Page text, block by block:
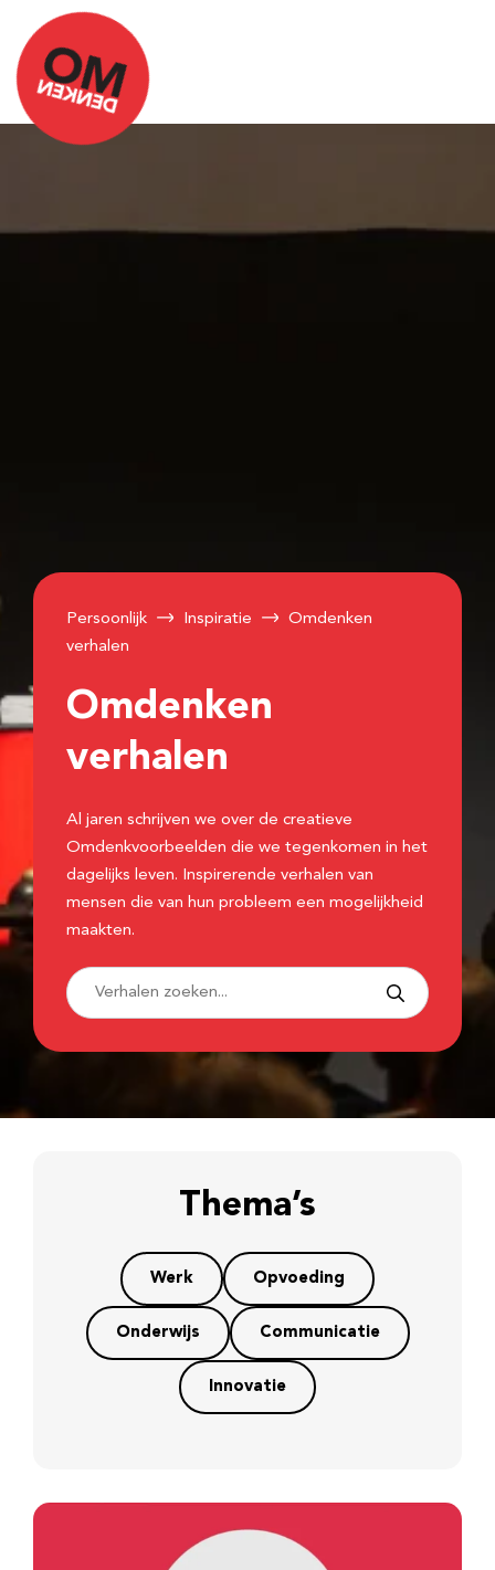
Persoonlijk Inspiratie
Omdenken
verhalen
Omdenken
verhalen
Al jaren schrijven we over de creatieve
Omdenkvoorbeelden die we tegenkomen in het
dagelijks leven. Inspirerende verhalen van
mensen die van hun probleem een mogelijkheid
maakten.
Thema’s
Werk Opvoeding
Onderwijs Communicatie
Innovatie